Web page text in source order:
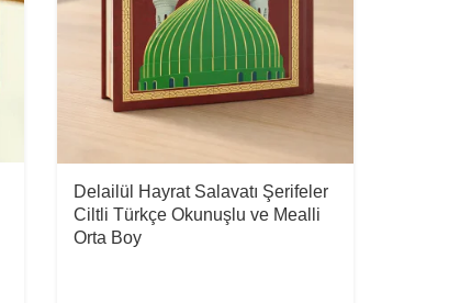
Delailül Hayrat Salavatı Şerifeler
Ciltli Türkçe Okunuşlu ve Mealli
Orta Boy